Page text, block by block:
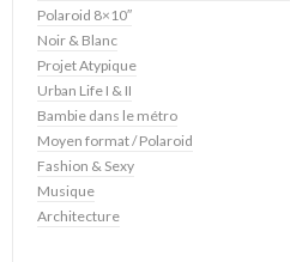
Polaroid 8×10″
Noir & Blanc
Projet Atypique
Urban Life I & II
Bambie dans le métro
Moyen format / Polaroid
Fashion & Sexy
Musique
Architecture